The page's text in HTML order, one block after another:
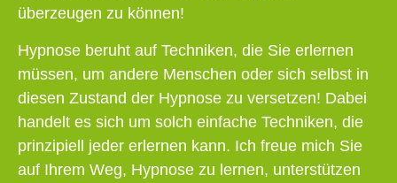
überzeugen zu können!
Hypnose beruht auf Techniken, die Sie erlernen
müssen, um andere Menschen oder sich selbst in
diesen Zustand der Hypnose zu versetzen! Dabei
handelt es sich um solch einfache Techniken, die
prinzipiell jeder erlernen kann. Ich freue mich Sie
auf Ihrem Weg, Hypnose zu lernen, unterstützen